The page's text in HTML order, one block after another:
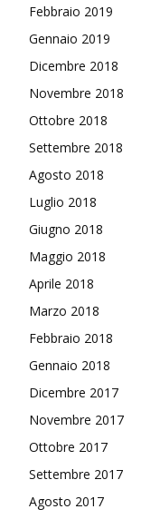
Febbraio 2019
Gennaio 2019
Dicembre 2018
Novembre 2018
Ottobre 2018
Settembre 2018
Agosto 2018
Luglio 2018
Giugno 2018
Maggio 2018
Aprile 2018
Marzo 2018
Febbraio 2018
Gennaio 2018
Dicembre 2017
Novembre 2017
Ottobre 2017
Settembre 2017
Agosto 2017